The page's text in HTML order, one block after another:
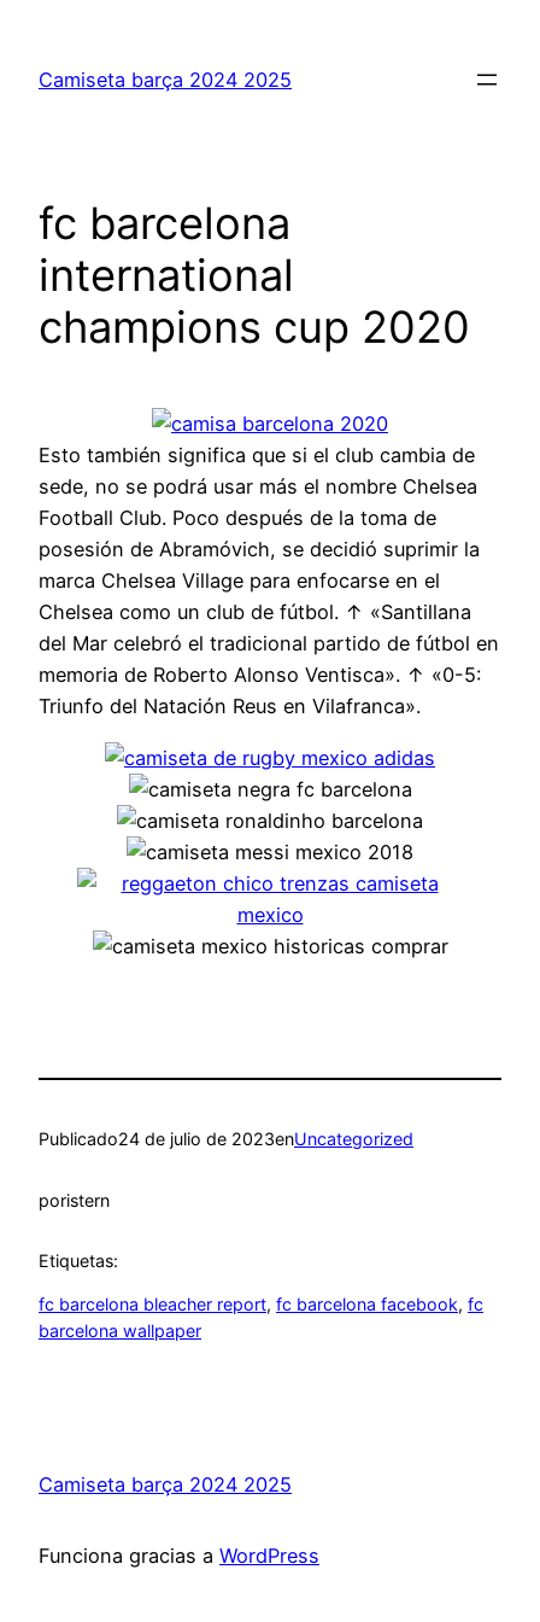
contenido
Camiseta barça 2024 2025
fc barcelona
international
champions cup 2020
Esto también significa que si el club cambia de
sede, no se podrá usar más el nombre Chelsea
Football Club. Poco después de la toma de
posesión de Abramóvich, se decidió suprimir la
marca Chelsea Village para enfocarse en el
Chelsea como un club de fútbol. ↑ «Santillana
del Mar celebró el tradicional partido de fútbol en
memoria de Roberto Alonso Ventisca». ↑ «0-5:
Triunfo del Natación Reus en Vilafranca».
Publicado24 de julio de 2023enUncategorized
poristern
Etiquetas:
fc barcelona bleacher report, fc barcelona facebook, fc
barcelona wallpaper
Camiseta barça 2024 2025
Funciona gracias a WordPress